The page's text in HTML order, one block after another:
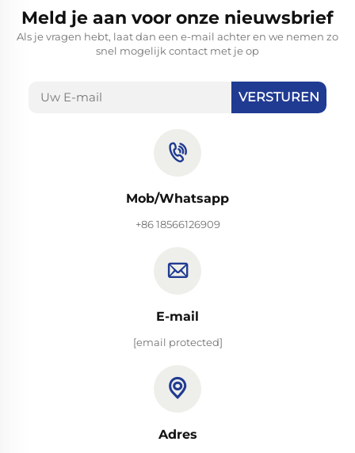
Meld je aan voor onze nieuwsbrief
Als je vragen hebt, laat dan een e-mail achter en we nemen zo
snel mogelijk contact met je op
VERSTUREN
Mob/Whatsapp
+86 18566126909
E-mail
[email protected]
Adres